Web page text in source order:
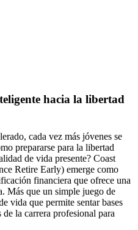
hacia la libertad
cada vez más jóvenes se
prepararse para la libertad
de vida presente? Coast
Retire Early) emerge como
financiera que ofrece una
Más que un simple juego de
vida que permite sentar bases
de la carrera profesional para